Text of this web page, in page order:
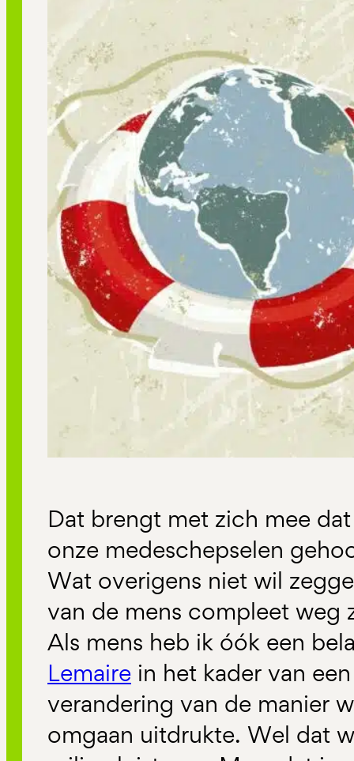
Dat brengt met zich mee
onze medeschepselen
Wat overigens niet wil
van de mens compleet weg
Als mens heb ik óók een
Lemaire in het kader van
verandering van de manier
omgaan uitdrukte. Wel dat